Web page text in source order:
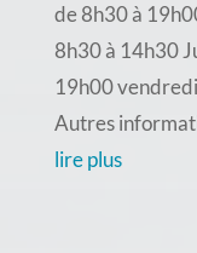
de 8h30 à
8h30 à 14h30
19h00
Autres
lire plus